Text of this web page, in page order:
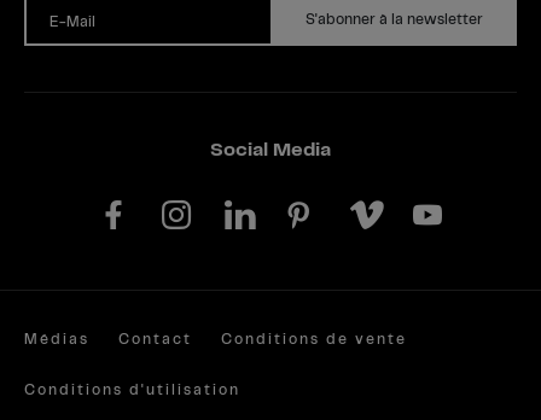
E-Mail S'abonner à la newsletter
Social Media
Médias Contact Conditions de vente
Conditions d'utilisation